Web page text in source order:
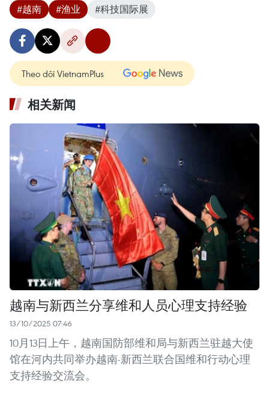
#越南 #渔业 #科技国际展
Theo dõi VietnamPlus
相关新闻
越南与新西兰分享维和人员心理支持经验
13/10/2025 07:46
10月13日上午，越南国防部维和局与新西兰驻越大使
馆在河内共同举办越南-新西兰联合国维和行动心理
支持经验交流会。